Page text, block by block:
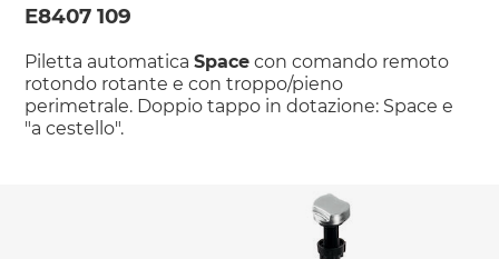
E8407 109
Piletta automaticaSpace con comando remoto
rotondo rotante e con troppo/pieno
perimetrale. Doppio tappo in dotazione: Space e
"a cestello".
Nome Azienda